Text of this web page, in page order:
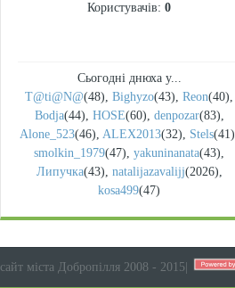
Користувачів: 0
Сьогодні днюха у...
T@ti@N@(48), Bighyzo(43), Reon(40),
Bodja(44), HOSE(60), denpozar(83),
Alone_523(46), ALEX2013(32), Stels(41)
smolkin_1979(47), yakuninanata(43),
Липучка(43), natalijazavalijj(2026),
kosa499(47)
сайт міста Добропілля 2008 - 2015